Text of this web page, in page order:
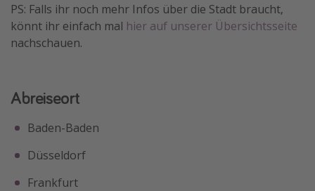
PS: Falls ihr noch mehr Infos über die Stadt braucht,
könnt ihr einfach mal hier auf unserer Übersichtsseite
nachschauen.
Abreiseort
Baden-Baden
Düsseldorf
Frankfurt